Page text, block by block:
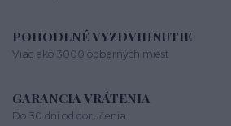
POHODLNÉ VYZDVIHNUTIE
Viac ako 3000 odberných miest
GARANCIA VRÁTENIA
Do 30 dní od doručenia